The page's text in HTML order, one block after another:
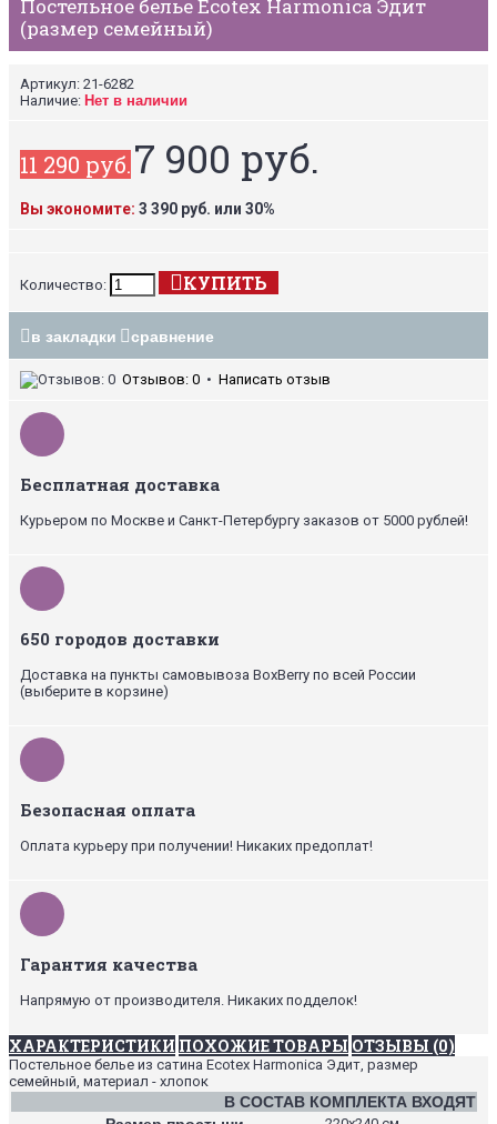
Постельное белье Ecotex Harmonica Эдит
(размер семейный)
Артикул: 21-6282
Наличие: Нет в наличии
11 290 руб.7 900 руб.
Вы экономите: 3 390 руб. или 30%
Количество: КУПИТЬ
в закладки сравнение
Отзывов: 0 • Написать отзыв
Бесплатная доставка
Курьером по Москве и Санкт-Петербургу заказов от 5000 рублей!
650 городов доставки
Доставка на пункты самовывоза BoxBerry по всей России
(выберите в корзине)
Безопасная оплата
Оплата курьеру при получении! Никаких предоплат!
Гарантия качества
Напрямую от производителя. Никаких подделок!
ХАРАКТЕРИСТИКИ ПОХОЖИЕ ТОВАРЫ ОТЗЫВЫ (0)
Постельное белье из сатина Ecotex Harmonica Эдит, размер
семейный, материал - хлопок
В СОСТАВ КОМПЛЕКТА ВХОДЯТ